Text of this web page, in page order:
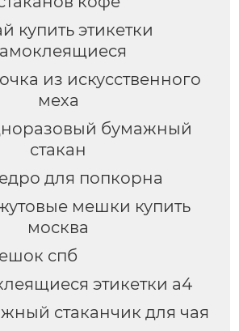
купить этикетки
из искусственного
меха
бумажный
стакан
для попкорна
мешки купить
москва
спб
этикетки а4
стаканчик для чая